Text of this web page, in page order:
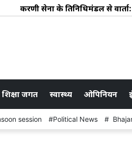
करणी सेना के प्रतिनिधिमंडल से
शिक्षा जगत स्वास्थ्य ओपिनियन
session Political News